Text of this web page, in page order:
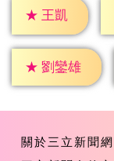
★ 王凱
★ 劉鑾雄
關於三立新聞網